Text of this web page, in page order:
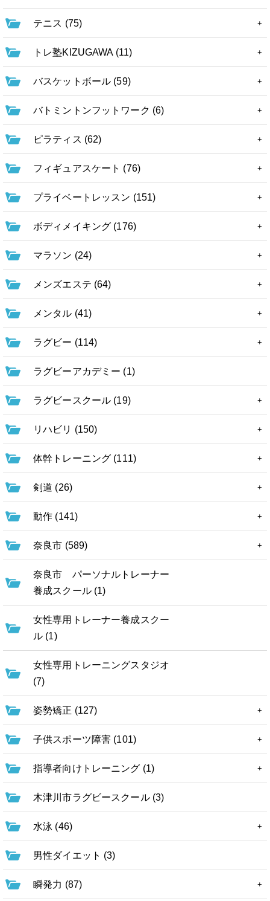
テニス (75)
トレ塾KIZUGAWA (11)
バスケットボール (59)
バトミントンフットワーク (6)
ピラティス (62)
フィギュアスケート (76)
プライベートレッスン (151)
ボディメイキング (176)
マラソン (24)
メンズエステ (64)
メンタル (41)
ラグビー (114)
ラグビーアカデミー (1)
ラグビースクール (19)
リハビリ (150)
体幹トレーニング (111)
剣道 (26)
動作 (141)
奈良市 (589)
奈良市 パーソナルトレーナー
養成スクール (1)
女性専用トレーナー養成スクー
ル (1)
女性専用トレーニングスタジオ
(7)
姿勢矯正 (127)
子供スポーツ障害 (101)
指導者向けトレーニング (1)
木津川市ラグビースクール (3)
水泳 (46)
男性ダイエット (3)
瞬発力 (87)